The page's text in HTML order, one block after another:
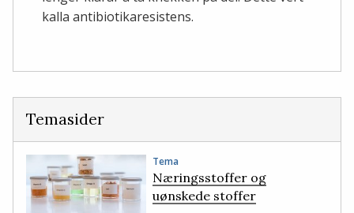
kalla antibiotikaresistens.
Temasider
Tema
Næringsstoffer og
uønskede stoffer